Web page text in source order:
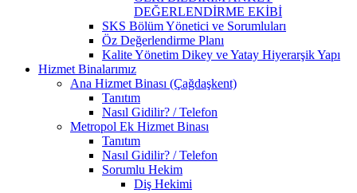
DEĞERLENDİRME EKİBİ
SKS Bölüm Yönetici ve Sorumluları
Öz Değerlendirme Planı
Kalite Yönetim Dikey ve Yatay Hiyerarşik Yapı
Hizmet Binalarımız
Ana Hizmet Binası (Çağdaşkent)
Tanıtım
Nasıl Gidilir? / Telefon
Metropol Ek Hizmet Binası
Tanıtım
Nasıl Gidilir? / Telefon
Sorumlu Hekim
Diş Hekimi